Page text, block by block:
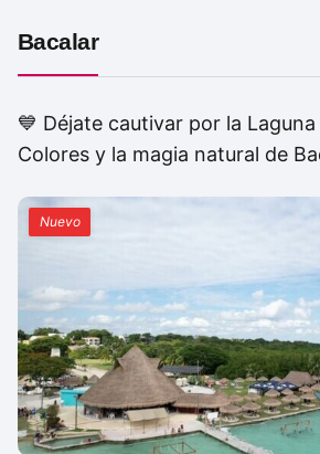
Bacalar
💙 Déjate cautivar por la
Colores y la magia natural de
Nuevo